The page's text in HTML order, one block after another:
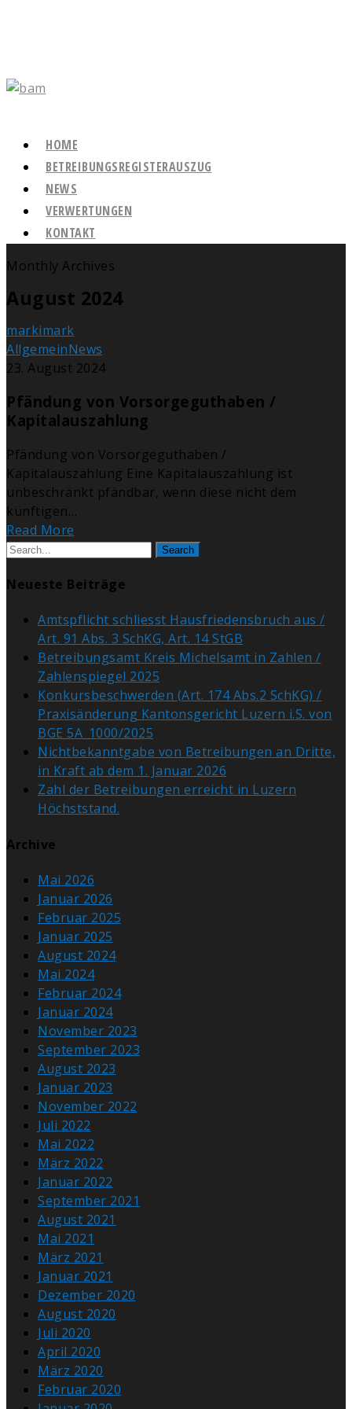
HOME
BETREIBUNGSREGISTERAUSZUG
NEWS
VERWERTUNGEN
KONTAKT
Monthly Archives
August 2024
markimark
AllgemeinNews
23. August 2024
Pfändung von Vorsorgeguthaben /
Kapitalauszahlung
Pfändung von Vorsorgeguthaben /
Kapitalauszahlung Eine Kapitalauszahlung ist
unbeschränkt pfändbar, wenn diese nicht dem
künftigen…
Read More
Search
Neueste Beiträge
Amtspflicht schliesst Hausfriedensbruch aus /
Art. 91 Abs. 3 SchKG, Art. 14 StGB
Betreibungsamt Kreis Michelsamt in Zahlen /
Zahlenspiegel 2025
Konkursbeschwerden (Art. 174 Abs.2 SchKG) /
Praxisänderung Kantonsgericht Luzern i.S. von
BGE 5A_1000/2025
Nichtbekanntgabe von Betreibungen an Dritte,
in Kraft ab dem 1. Januar 2026
Zahl der Betreibungen erreicht in Luzern
Höchststand.
Archive
Mai 2026
Januar 2026
Februar 2025
Januar 2025
August 2024
Mai 2024
Februar 2024
Januar 2024
November 2023
September 2023
August 2023
Januar 2023
November 2022
Juli 2022
Mai 2022
März 2022
Januar 2022
September 2021
August 2021
Mai 2021
März 2021
Januar 2021
Dezember 2020
August 2020
Juli 2020
April 2020
März 2020
Februar 2020